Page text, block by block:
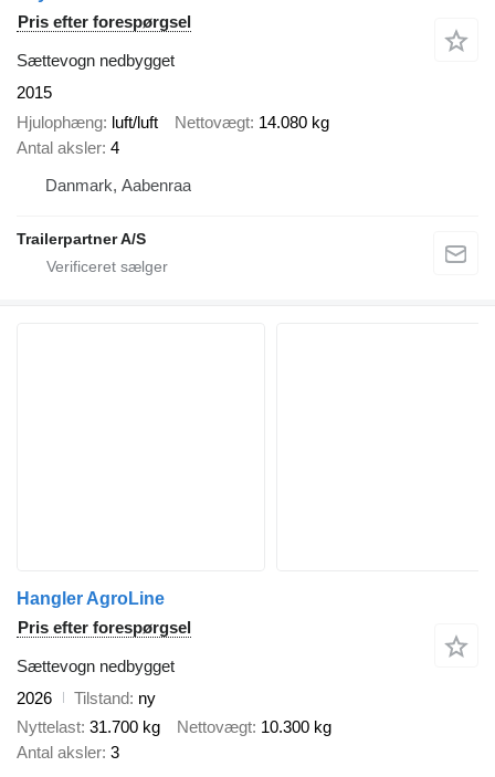
Pris efter forespørgsel
Sættevogn nedbygget
2015
Hjulophæng luft/luft Nettovægt 14.080 kg
Antal aksler 4
Danmark, Aabenraa
Trailerpartner A/S
Hangler AgroLine
Pris efter forespørgsel
Sættevogn nedbygget
2026
Tilstand ny
Nyttelast 31.700 kg Nettovægt 10.300 kg
Antal aksler 3